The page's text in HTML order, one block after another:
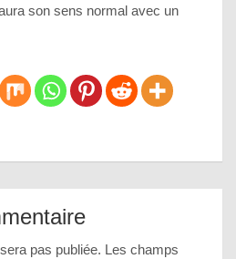
son sens normal avec un
pas publiée. Les champs